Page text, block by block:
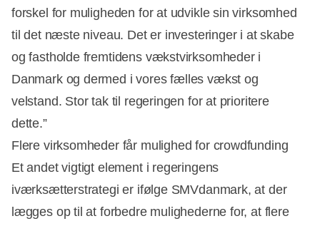
forskel for muligheden for at udvikle sin virksomhed
til det næste niveau. Det er investeringer i at skabe
og fastholde fremtidens vækstvirksomheder i
Danmark og dermed i vores fælles vækst og
velstand. Stor tak til regeringen for at prioritere
dette.”
Flere virksomheder får mulighed for crowdfunding
Et andet vigtigt element i regeringens
iværksætterstrategi er ifølge SMVdanmark, at der
lægges op til at forbedre mulighederne for, at flere